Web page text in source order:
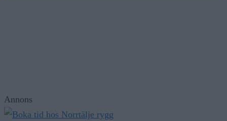
Annons